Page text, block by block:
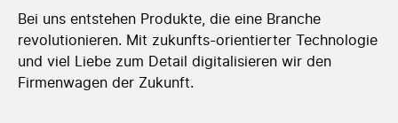
Bei uns entstehen Produkte, die eine Branche
revolutionieren. Mit zukunfts-orientierter Technologie
und viel Liebe zum Detail digitalisieren wir den
Firmenwagen der Zukunft.